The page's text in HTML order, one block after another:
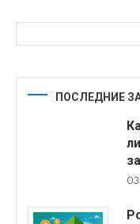
ПОСЛЕДНИЕ